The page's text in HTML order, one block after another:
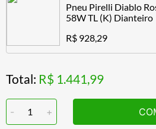
Pneu Pirelli Diablo
58W TL (K) Dianteiro
R$ 928,29
Total: R$ 1.441,99
- 1 +